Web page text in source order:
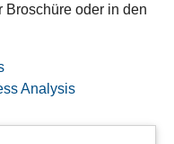
Broschüre oder in den
Analysis